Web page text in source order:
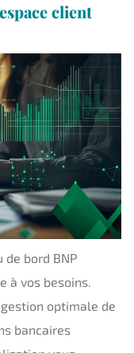
client
bord BNP
à vos besoins.
optimale de
bancaires